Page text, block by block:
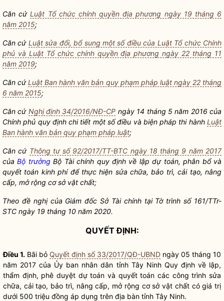
Căn cứLuật Tổ chức chính quyền địa phương ngày 19 tháng 6
năm 2015;
Căn cứ Luật sửa đổi, bổ sung một số điều của Luật Tổ chức Chính
phủ và Luật Tổ chức chính quyền địa phương ngày 22 tháng 11
năm 2019;
Căn cứLuật Ban hành văn bản quy phạm pháp luật ngày 22 tháng
6 năm 2015;
Căn cứ Nghị định 34/2016/NĐ-CP ngày 14 tháng 5 năm 2016 của
Chính phủ quy định chi tiết một số điều và biện pháp thi hành Luật
Ban hành văn bản quy phạm pháp luật;
Căn cứ Thông tư số 92/2017/TT-BTC ngày 18 tháng 9 năm 2017
củaBộ trưởng Bộ Tài chính quy định về lập dự toán, phân bổ và
quyết toán kinh phí để thực hiện sửa chữa, bảo trì, cải tạo, nâng
cấp, mở rộng cơ sở vật chất;
Theo đề nghị của Giám đốc Sở Tài chính tại Tờ trình số 161/TTr-
STC ngày 19 tháng 10 năm 2020.
QUYẾT ĐỊNH:
Điều 1. Bãi bỏ Quyết định số 33/2017/QĐ-UBND ngày 05 tháng 10
năm 2017 của Ủy ban nhân dân tỉnh Tây Ninh Quy định về lập,
thẩm định, phê duyệt dự toán và quyết toán các công trình sửa
chữa, cải tạo, bảo trì, nâng cấp, mở rộng cơ sở vật chất có giá trị
dưới 500 triệu đồng áp dụng trên địa bàn tỉnh Tây Ninh.